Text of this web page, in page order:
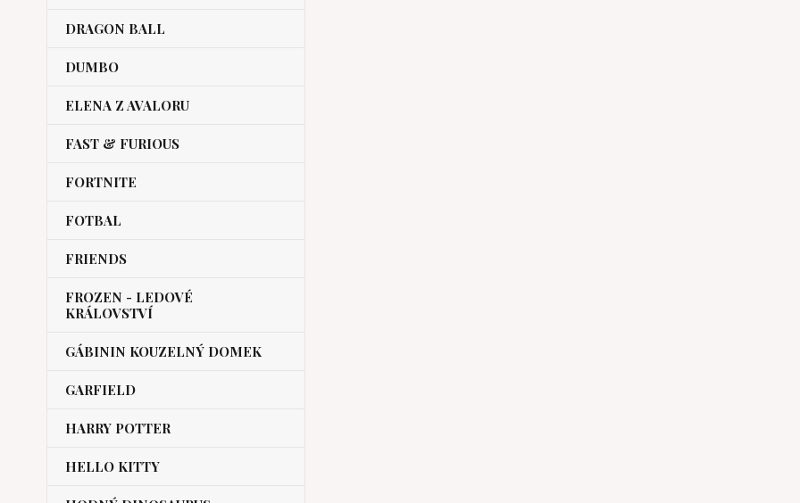
DRAGON BALL
DUMBO
ELENA Z AVALORU
FAST & FURIOUS
FORTNITE
FOTBAL
FRIENDS
FROZEN - LEDOVÉ
KRÁLOVSTVÍ
GÁBININ KOUZELNÝ DOMEK
GARFIELD
HARRY POTTER
HELLO KITTY